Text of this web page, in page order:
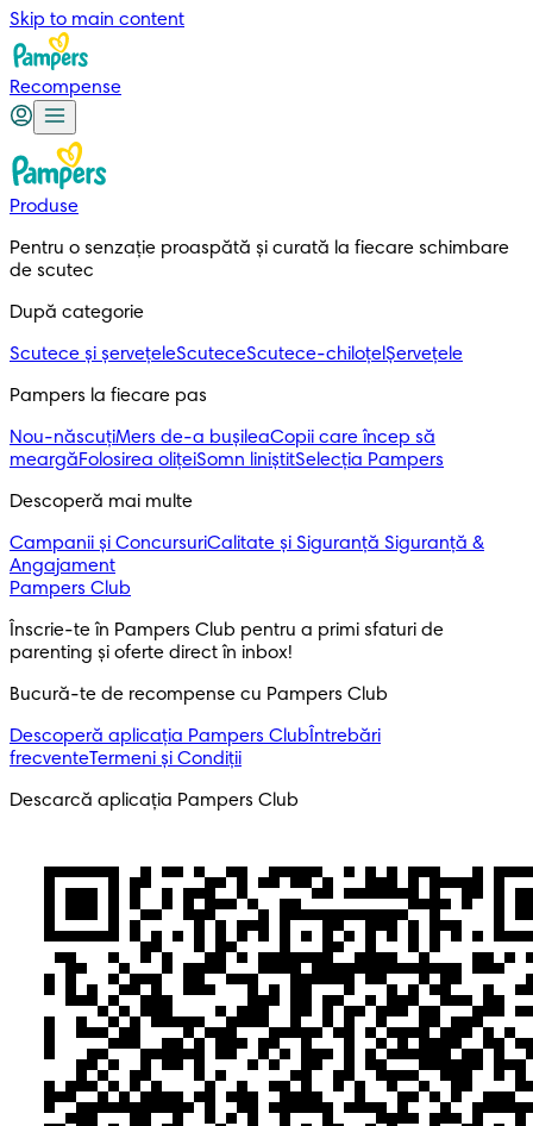
Skip to main content
Recompense
Produse
Pentru o senzație proaspătă și curată la fiecare schimbare
de scutec
După categorie
Scutece și șervețeleScuteceScutece-chiloțelȘervețele
Pampers la fiecare pas
Nou-născuțiMers de-a bușileaCopii care încep să
meargăFolosirea olițeiSomn liniștitSelecția Pampers
Descoperă mai multe
Campanii și ConcursuriCalitate și Siguranță Siguranță &
Angajament
Pampers Club
Înscrie-te în Pampers Club pentru a primi sfaturi de
parenting și oferte direct în inbox!
Bucură-te de recompense cu Pampers Club
Descoperă aplicația Pampers Club Întrebări
frecventeTermeni și Condiții
Descarcă aplicația Pampers Club